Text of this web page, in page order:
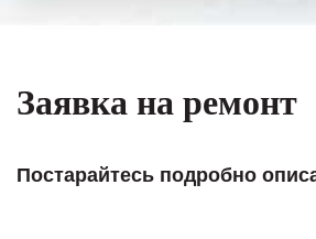
Особенно хочется
персонала Вашей
Заявка на ремонт
Постарайтесь подробно